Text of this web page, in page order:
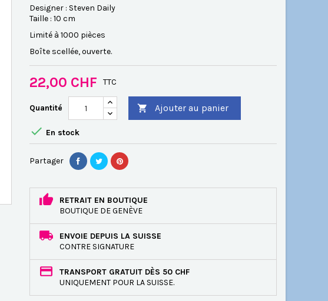
Designer : Steven Daily
Taille : 10 cm
Limité à 1000 pièces
Boîte scellée, ouverte.
22,00 CHF TTC
Quantité  Ajouter au panier
 En stock
Partager
RETRAIT EN BOUTIQUE
BOUTIQUE DE GENÈVE
ENVOIE DEPUIS LA SUISSE
CONTRE SIGNATURE
TRANSPORT GRATUIT DÈS 50 CHF
UNIQUEMENT POUR LA SUISSE.